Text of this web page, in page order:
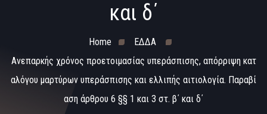
και δ΄
Home
ΕΔΔΑ
Ανεπαρκής χρόνος προετοιμασίας υπεράσπισης, απόρριψη κατ
αλόγου μαρτύρων υπεράσπισης και ελλιπής αιτιολογία. Παραβί
αση άρθρου 6 §§ 1 και 3 στ. β΄ και δ΄